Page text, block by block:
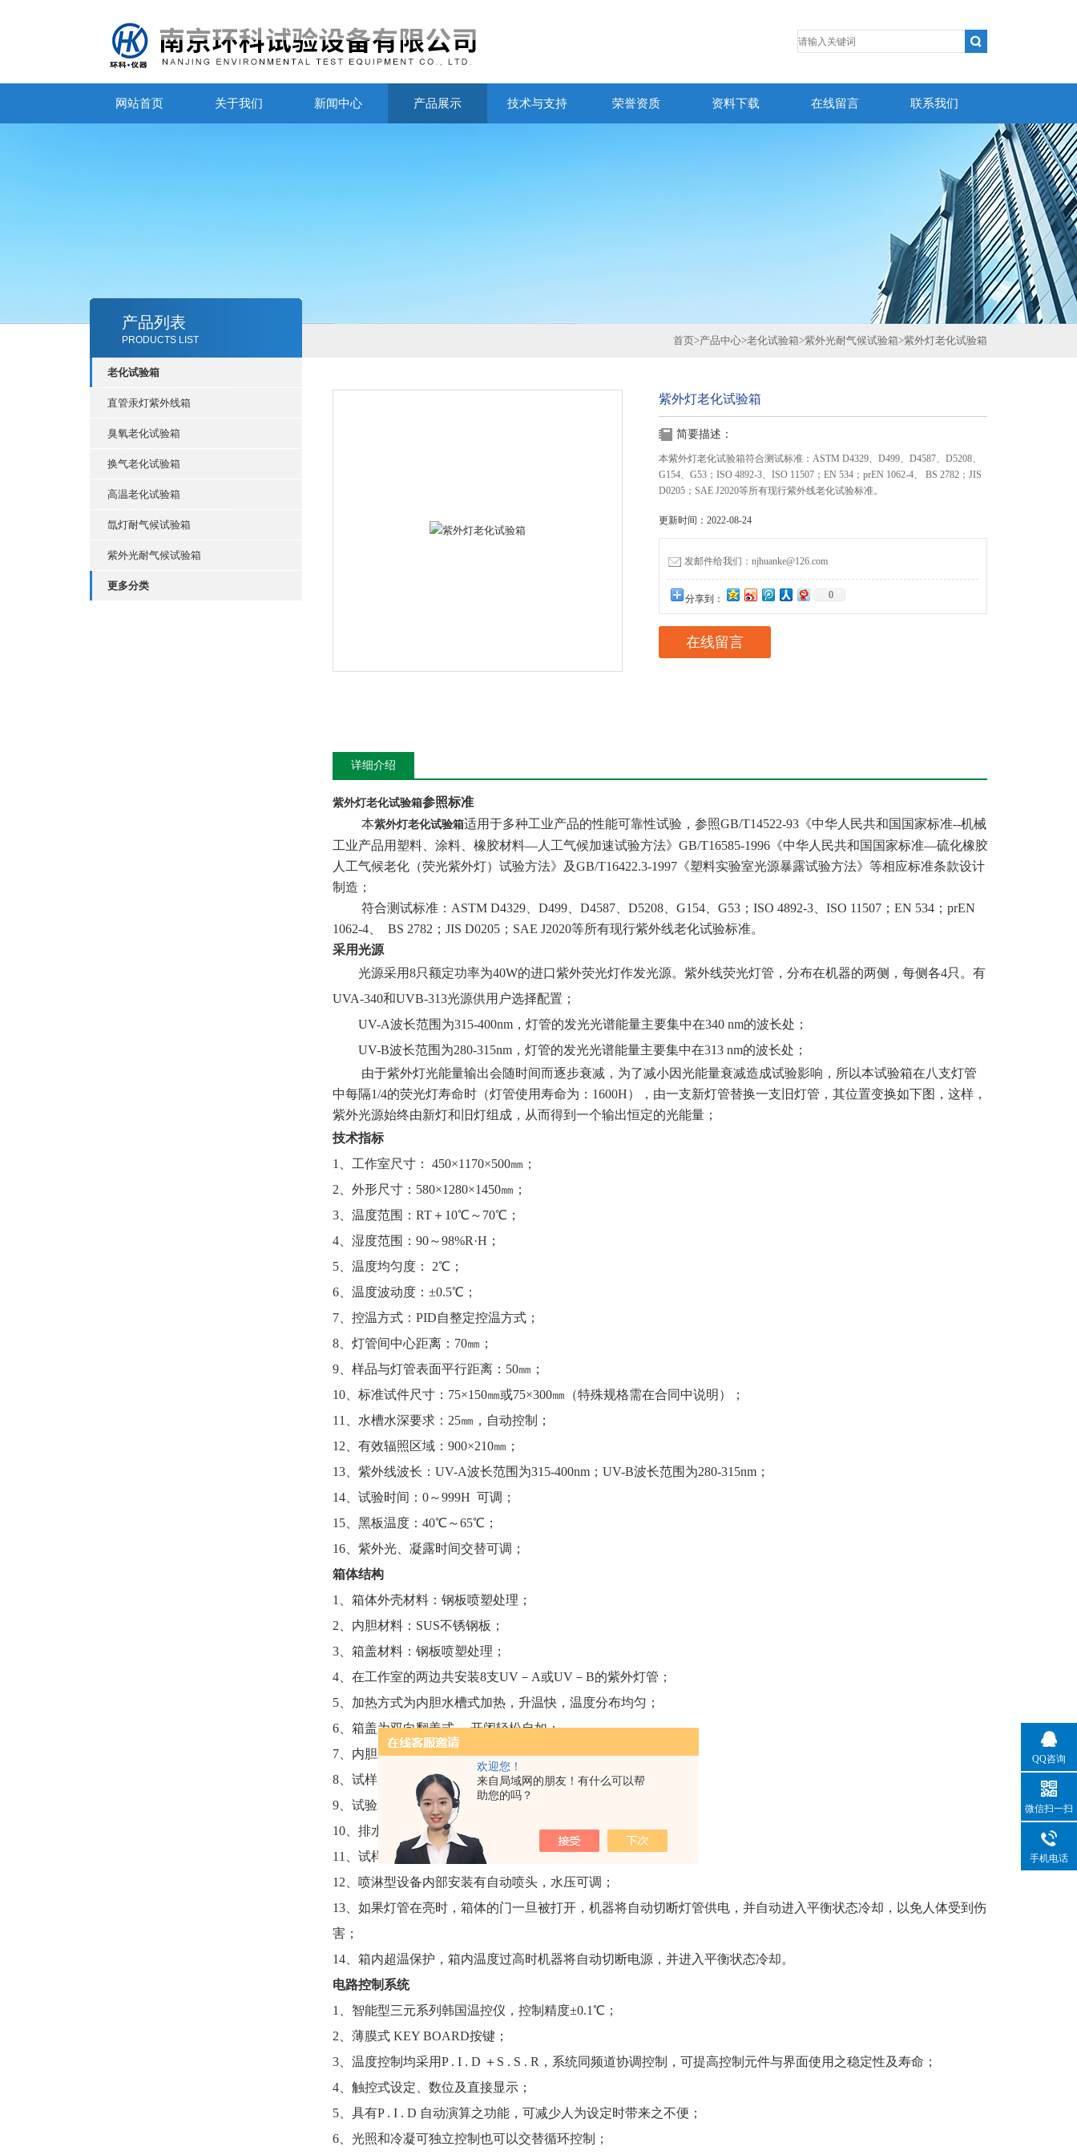
欢迎您！
来自局域网的朋友！有什么可以帮
助您的吗？
网站首页 关于我们 新闻中心 产品展示 技术与支持 荣誉资质 资料下载 在线留言 联系我们
产品列表
PRODUCTS LIST
老化试验箱
直管汞灯紫外线箱
臭氧老化试验箱
换气老化试验箱
高温老化试验箱
氙灯耐气候试验箱
紫外光耐气候试验箱
更多分类
首页>产品中心>老化试验箱>紫外光耐气候试验箱>紫外灯老化试验箱
紫外灯老化试验箱
简要描述：
本紫外灯老化试验箱符合测试标准：ASTM D4329、D499、D4587、D5208、
G154、G53；ISO 4892-3、ISO 11507；EN 534；prEN 1062-4、 BS 2782；JIS
D0205；SAE J2020等所有现行紫外线老化试验标准。
更新时间：2022-08-24
发邮件给我们：njhuanke@126.com
分享到： 0
在线留言
详细介绍
紫外灯老化试验箱参照标准
本紫外灯老化试验箱适用于多种工业产品的性能可靠性试验，参照GB/T14522-93《中华人民共和国国家标准--机械
工业产品用塑料、涂料、橡胶材料— 人工气候加速试验方法》GB/T16585-1996《中华人民共和国国家标准—硫化橡胶
人工气候老化（荧光紫外灯）试验方法》及GB/T16422.3-1997《塑料实验室光源暴露试验方法》等相应标准条款设计
制造；
符合测试标准：ASTM D4329、D499、D4587、D5208、G154、G53；ISO 4892-3、ISO 11507；EN 534；prEN
1062-4、 BS 2782；JIS D0205；SAE J2020等所有现行紫外线老化试验标准。
采用光源
光源采用8只额定功率为40W的进口紫外荧光灯作发光源。紫外线荧光灯管，分布在机器的两侧，每侧各4只。有
UVA-340和UVB-313光源供用户选择配置；
UV-A波长范围为315-400nm，灯管的发光光谱能量主要集中在340 nm的波长处；
UV-B波长范围为280-315nm，灯管的发光光谱能量主要集中在313 nm的波长处；
由于紫外灯光能量输出会随时间而逐步衰减，为了减小因光能量衰减造成试验影响，所以本试验箱在八支灯管
中每隔1/4的荧光灯寿命时（灯管使用寿命为：1600H），由一支新灯管替换一支旧灯管，其位置变换如下图，这样，
紫外光源始终由新灯和旧灯组成，从而得到一个输出恒定的光能量；
技术指标
1
工作室尺寸： 450×1170×500㎜；
2
外形尺寸： 580×1280×1450㎜；
3、 温度范围：RT＋10℃～70℃；
4、 湿度范围：90～98%R·H ；
5、 温度均匀度： 2℃；
6、 温度波动度：±0.5℃；
7、 控温方式：PID自整定控温方式；
8、 灯管间中心距离：70㎜；
9、 样品与灯管表面平行距离：50㎜；
10、 标准试件尺寸：75×150㎜或75×300㎜（特殊规格需在合同中说明）；
11、 水槽水深要求：25㎜，自动控制；
12、 有效辐照区域：900×210㎜；
13、 紫外线波长：UV-A波长范围为315-400nm；UV-B波长范围为280-315nm；
14、 试验时间：0～999H 可调；
15、 黑板温度：40℃～65℃；
16、 紫外光、凝露时间交替可调；
箱体结构
1
箱体外壳材料：钢板喷塑处理；
2
内胆材料： SUS不锈钢板；
3
箱盖材料：钢板喷塑处理；
4
在工作室的两边共安装8支UV － A或UV － B的紫外灯管；
5
加热方式为内胆水槽式加热，升温快，温度分布均匀；
6
箱盖为双向翻盖式 ，开闭轻松自如；
7
内胆水位自动补水，防止加热管空烧损坏；
8
试样架由不锈钢或铝合金制成；
9
试验箱底部采用高品质可固定式
10
排水系统使用回涡型及
型积沉装置排水；
11
试样表面与紫外灯平面相平行；
12
喷淋型设备内部安装有自动喷头，水压可调；
13、 如果灯管在亮时，箱体的门一旦被打开，机器将自动切断灯管供电，并自动进入平衡状态冷却，以免人体受到伤
害；
14、 箱内超温保护，箱内温度过高时机器将自动切断电源，并进入平衡状态冷却。
电路控制系统
1
智能型三元系列韩国温控仪，控制精度±0.1℃；
2
薄膜式 KEY BOARD按键；
3
温度控制均采用P . I . D ＋ S . S . R ，系统同频道协调控制，可提高控制元件与界面使用之稳定性及寿命；
4
触控式设定、数位及直接显示；
5
具有P . I . D 自动演算之功能，可减少人为设定时带来之不便；
6
光照和冷凝可独立控制也可以交替循环控制；
QQ咨询
微信扫一扫
手机电话